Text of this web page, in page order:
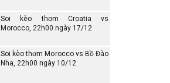
Soi kèo thơm Croatia vs
Morocco, 22h00 ngày 17/12
Soi kèo thơm Morocco vs Bồ Đào
Nha, 22h00 ngày 10/12